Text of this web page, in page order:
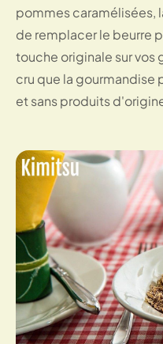
pommes caramélisées,
de remplacer le beurre
touche originale sur vos
cru que la gourmandise
et sans produits